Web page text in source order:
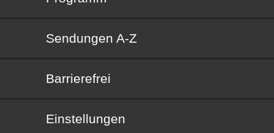
Sendungen von A bis Z
Sendungen A-Z
Barrierefrei
Barrierefrei
Einstellungen